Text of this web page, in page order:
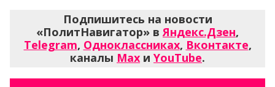
Подпишитесь на новости
«ПолитНавигатор» вЯндекс.Дзен,
Telegram, Одноклассниках, Вконтакте,
каналы Max и YouTube.